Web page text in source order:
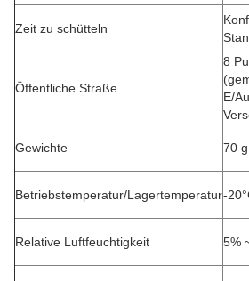
Zeit zu schütteln
Öffentliche Straße
8
E/
Gewichte 70 g
Betriebstemperatur/Lagertemperatur-
Relative Luftfeuchtigkeit 5%